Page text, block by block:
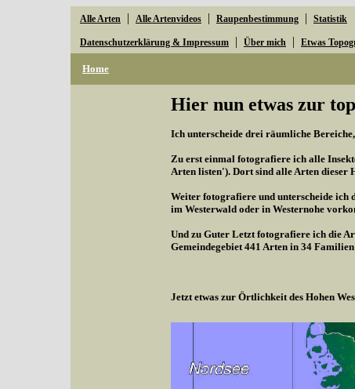
Alle Arten | Alle Artenvideos | Raupenbestimmung | Statistik
Datenschutzerklärung & Impressum | Über mich | Etwas
Home
Hier nun etwas zur
Ich unterscheide drei räumliche
Zu erst einmal fotografiere ich alle
Arten listen'). Dort sind alle Arten dieser
Weiter fotografiere und unterscheide ich
im Westerwald oder in Westernohe
Und zu Guter Letzt fotografiere ich die
Gemeindegebiet 441 Arten in 34 Familien
Jetzt etwas zur Örtlichkeit des Hohen